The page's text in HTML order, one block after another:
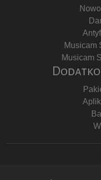
Musicam
Musicam